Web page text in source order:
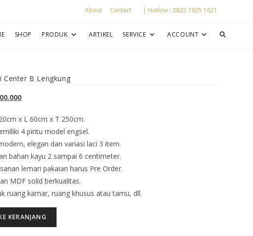
About Contact | Hotline : 0822 7925 1621
SHOP PRODUK ARTIKEL SERVICE ACCOUNT
Center B Lengkung
x L 60cm x T 250cm.
4 pintu model engsel.
elegan dan variasi laci 3 item.
bahan kayu 2 sampai 6 centimeter.
lemari pakaian harus Pre Order.
MDF solid berkualitas.
ruang kamar, ruang khusus atau tamu, dll.
KERANJANG